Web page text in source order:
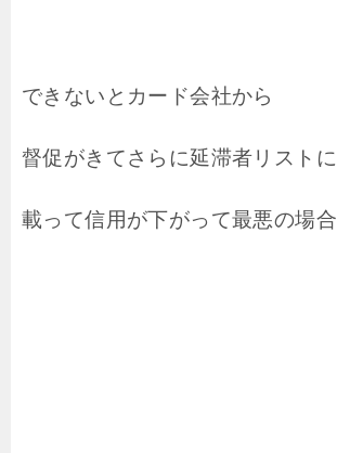
できないとカード会社から
督促がきてさらに延滞者リストに
載って信用が下がって最悪の場合